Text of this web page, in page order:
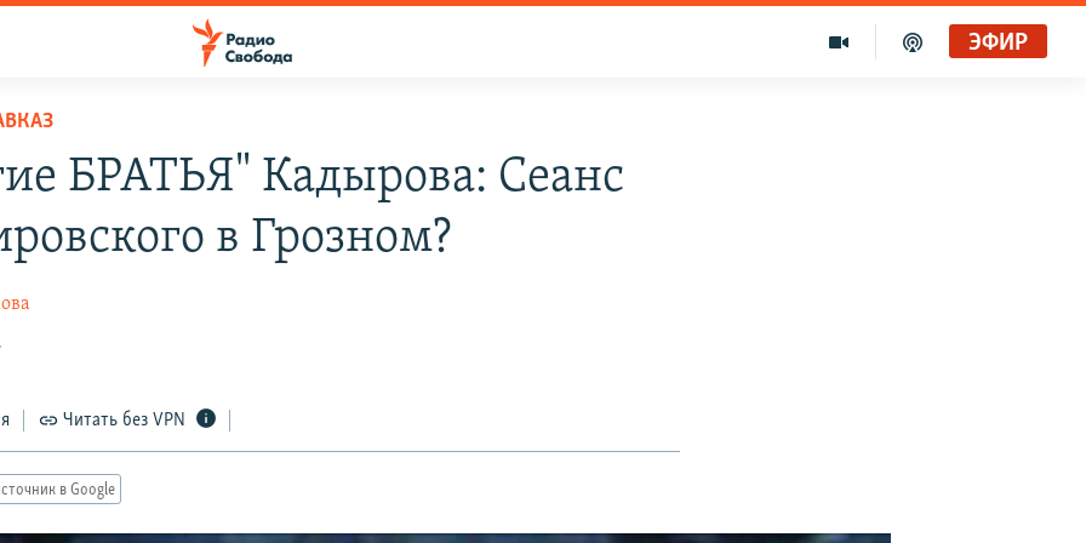
ЭФИР
БРАТЬЯ" Кадырова: Сеанс
в Грозном?
Читать без VPN
в Google